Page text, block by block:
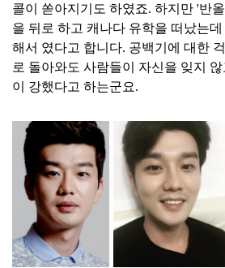
콜이 쏟아지기도 하였죠. 하지만 '반
을 뒤로 하고 캐나다 유학을 떠났는
해서 였다고 합니다. 공백기에 대한
로 돌아와도 사람들이 자신을 잊지
이 강했다고 하는군요.